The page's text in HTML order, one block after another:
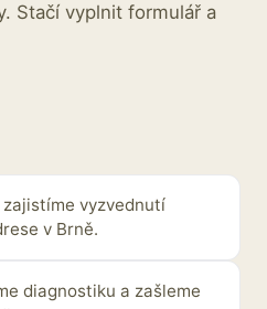
Stačí vyplnit formulář a
vyzvednutí
v Brně.
diagnostiku a zašleme